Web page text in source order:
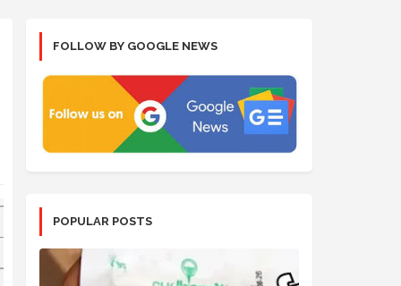
FOLLOW BY GOOGLE NEWS
POPULAR POSTS